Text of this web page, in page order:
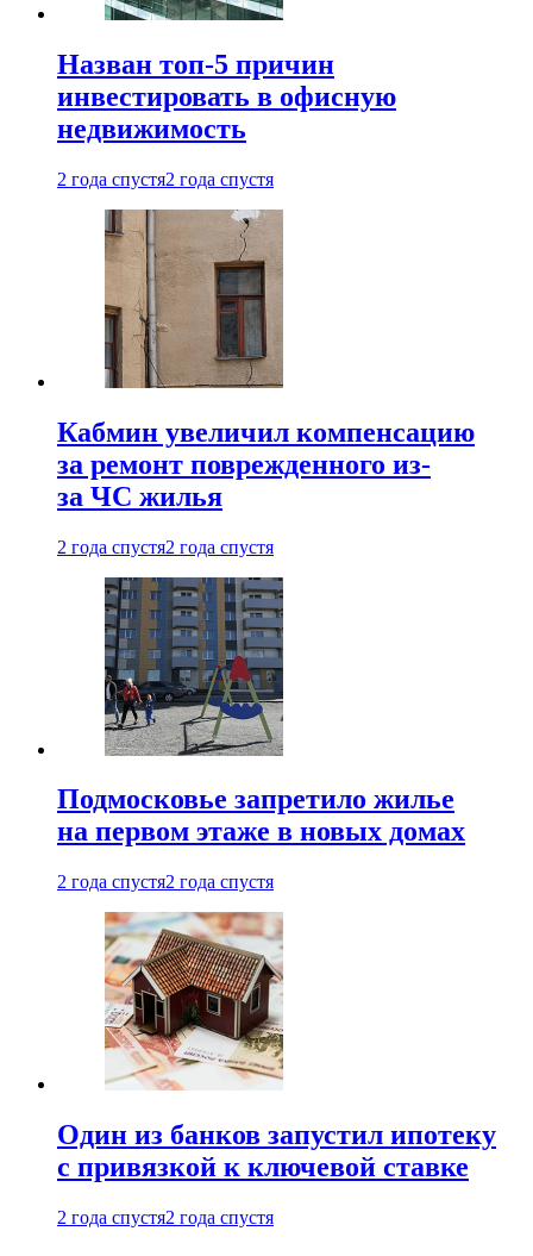
Назван топ-5 причин
инвестировать в офисную
недвижимость
2 года спустя2 года спустя
Кабмин увеличил компенсацию
за ремонт поврежденного из-
за ЧС жилья
2 года спустя2 года спустя
Подмосковье запретило жилье
на первом этаже в новых домах
2 года спустя2 года спустя
Один из банков запустил ипотеку
с привязкой к ключевой ставке
2 года спустя2 года спустя